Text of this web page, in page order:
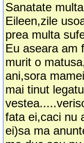
Sanatate
Eileen,zile
prea multa
Eu aseara am
murit o
ani,sora
mai tinut
fata ei,caci nu
ei)sa ma